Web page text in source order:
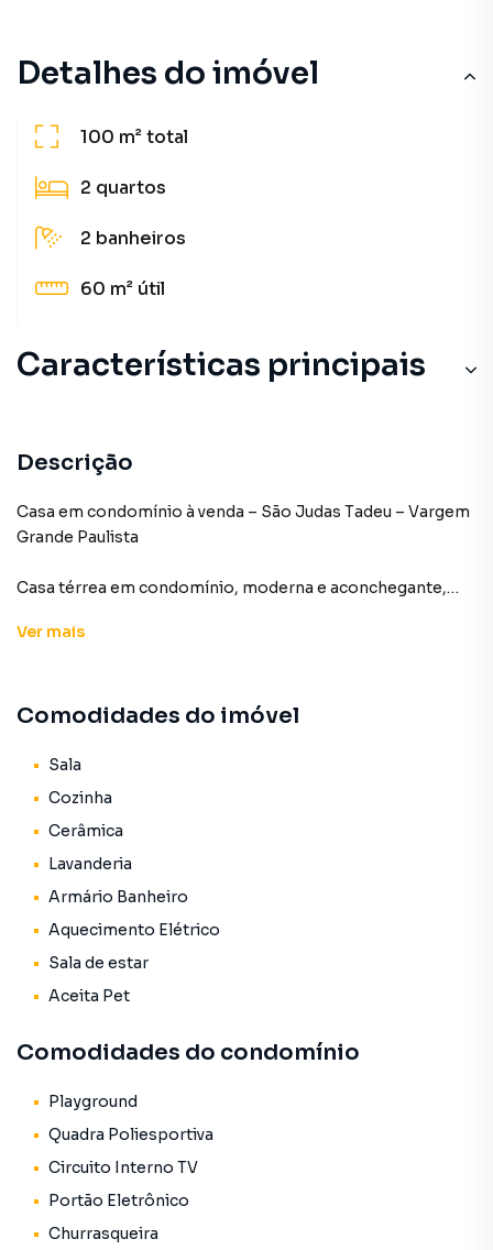
Detalhes do imóvel
100 m²total
2 quartos
2 banheiros
60 m² útil
Características principais
Portão Eletrônico
Armário Banheiro
Descrição
Casa em condomínio à venda – São Judas Tadeu – Vargem
Grande Paulista
Casa térrea em condomínio, moderna e aconchegante,
área construída, muito bem distribuídos.
2 banheiros
sala ampla e arejada
cozinha funcional
área de serviço
churrasqueira privativa
Acabamentos e comodidades
piso em cerâmica
armários nos banheiros
aquecimento elétrico
circuito interno de TV
Ver mais
Comodidades do imóvel
Sala
Cozinha
Cerâmica
Lavanderia
Armário Banheiro
Aquecimento Elétrico
Sala de estar
Aceita Pet
Comodidades do condomínio
Playground
Quadra Poliesportiva
Circuito Interno TV
Portão Eletrônico
Churrasqueira